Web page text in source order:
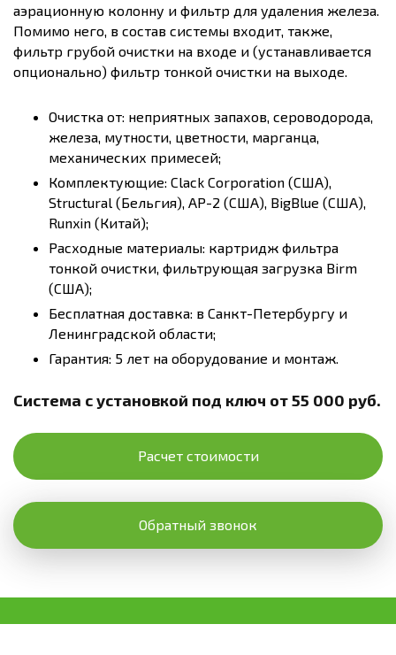
аэрационную колонну и фильтр для удаления железа.
Помимо него, в состав системы входит, также,
фильтр грубой очистки на входе и (устанавливается
опционально) фильтр тонкой очистки на выходе.
Очистка от: неприятных запахов, сероводорода,
железа, мутности, цветности, марганца,
механических примесей;
Комплектующие: Clack Corporation (США),
Structural (Бельгия), AP-2 (США), BigBlue (США),
Runxin (Китай);
Расходные материалы: картридж фильтра
тонкой очистки, фильтрующая загрузка Birm
(США);
Бесплатная доставка: в Санкт-Петербургу и
Ленинградской области;
Гарантия: 5 лет на оборудование и монтаж.
Система с установкой под ключ от 55 000 руб.
Расчет стоимости
Обратный звонок